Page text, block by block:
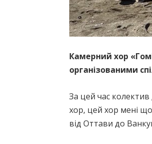
Камерний хор
організованими
За цей час
хор, цей хор мені
від Оттави до